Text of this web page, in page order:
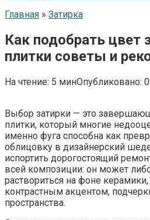
Главная » Затирка
Как подобрать цвет
плитки советы и
На чтение: 5 минОпубликовано:
Выбор затирки — это
плитки, который многие
именно фуга способна как
облицовку в дизайнерский
испортить дорогостоящий
всей композиции: он может
раствориться на фоне керамики,
контрастным акцентом,
пространства.